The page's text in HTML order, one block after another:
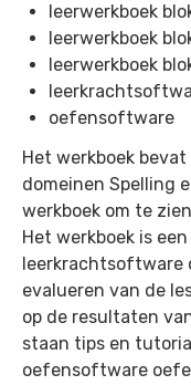
leerwerkboek
leerwerkboek
leerwerkboek
oefensoftware
Het werkboek
domeinen Spelling
werkboek om te
Het werkboek is
leerkrachtsoftware
evalueren van de
op de resultaten
staan tips en
oefensoftware